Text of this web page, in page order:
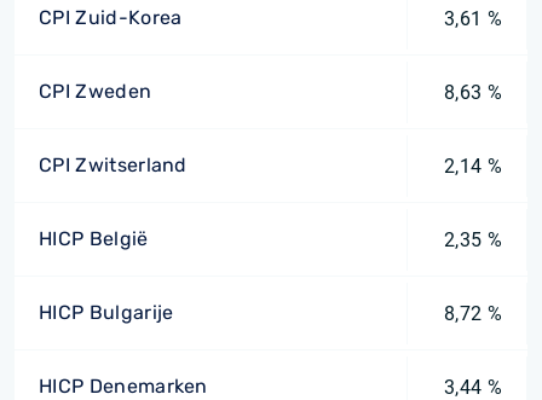
CPI Zuid-Korea 3,61 %
CPI Zweden 8,63 %
CPI Zwitserland 2,14 %
HICP België 2,35 %
HICP Bulgarije 8,72 %
HICP Denemarken 3,44 %